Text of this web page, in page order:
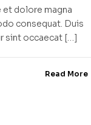
dolore magna
consequat. Duis
sint occaecat […]
Read More